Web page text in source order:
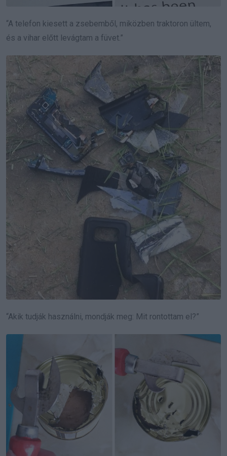
“A telefon kiesett a zsebemből, miközben traktoron ültem,
és a vihar előtt levágtam a füvet.”
“Akik tudják használni, mondják meg: Mit rontottam el?”